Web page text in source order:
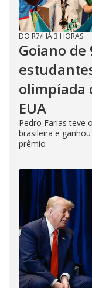
DO R7/HÁ 3 HORAS
Goiano de
olimpíada
EUA
Pedro Farias teve
brasileira e
prêmio